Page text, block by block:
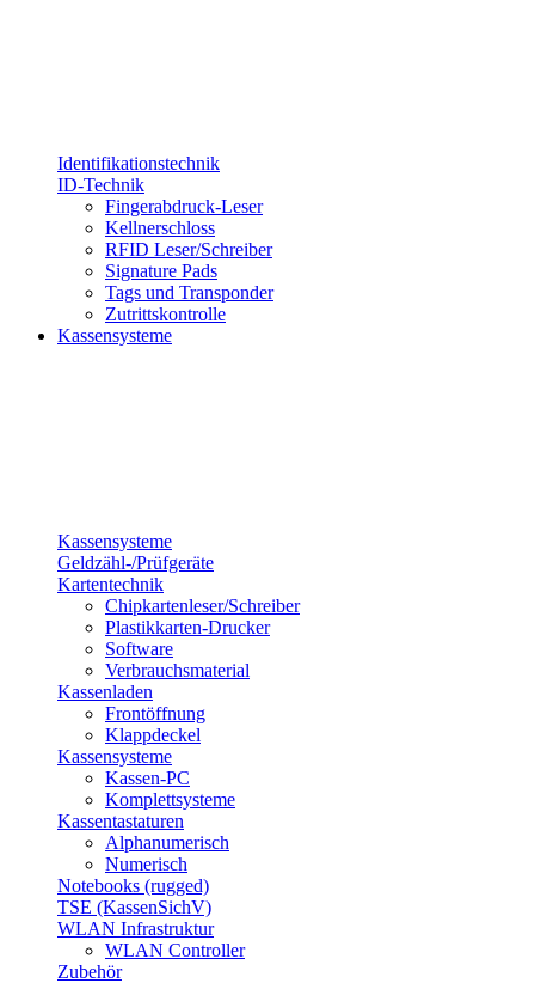
Identifikationstechnik
ID-Technik
Fingerabdruck-Leser
Kellnerschloss
RFID Leser/Schreiber
Signature Pads
Tags und Transponder
Zutrittskontrolle
Kassensysteme
Kassensysteme
Geldzähl-/Prüfgeräte
Kartentechnik
Chipkartenleser/Schreiber
Plastikkarten-Drucker
Software
Verbrauchsmaterial
Kassenladen
Frontöffnung
Klappdeckel
Kassensysteme
Kassen-PC
Komplettsysteme
Kassentastaturen
Alphanumerisch
Numerisch
Notebooks (rugged)
TSE (KassenSichV)
WLAN Infrastruktur
WLAN Controller
Zubehör